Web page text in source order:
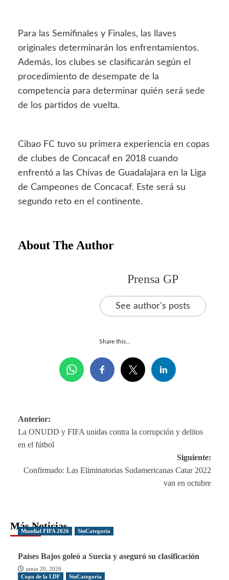
Para las Semifinales y Finales, las llaves
originales determinarán los enfrentamientos.
Además, los clubes se clasificarán según el
procedimiento de desempate de la
competencia para determinar quién será sede
de los partidos de vuelta.
Cibao FC tuvo su primera experiencia en copas
de clubes de Concacaf en 2018 cuando
enfrentó a las Chivas de Guadalajara en la Liga
de Campeones de Concacaf. Este será su
segundo reto en el continente.
About The Author
Prensa GP
See author's posts
Share this...
Navegación
de
Anterior:
La ONUDD y FIFA unidas contra la corrupción y delitos
en el fútbol
Siguiente:
Confirmado: Las Eliminatorias Sudamericanas Catar 2022
van en octubre
Más Noticias
Mundial FIFA 2026 SinCategoria
Países Bajos goleó a Suecia y aseguró su clasificación
junio 20, 2026
Copa de la LDF
SinCategoria